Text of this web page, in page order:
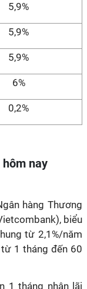
5,9%
5,9%
5,9%
6%
0,2%
nay
hàng Thương
biểu
từ 2,1%/năm
1 tháng đến 60
1 tháng nhận lãi